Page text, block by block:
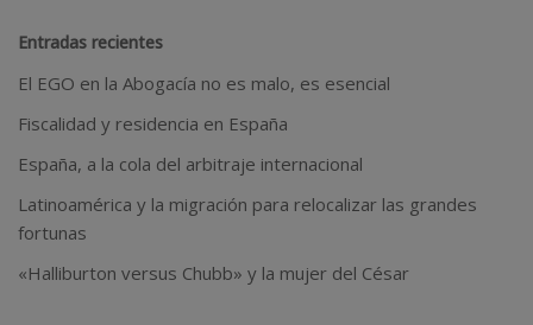
Entradas recientes
El EGO en la Abogacía no es malo, es esencial
Fiscalidad y residencia en España
España, a la cola del arbitraje internacional
Latinoamérica y la migración para relocalizar las grandes
fortunas
«Halliburton versus Chubb» y la mujer del César